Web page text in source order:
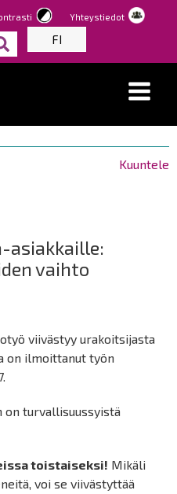
Yhteystiedot
FI
Kuuntele
asiakkaille:
vaihto
viivästyy urakoitsijasta
on ilmoittanut työn
on turvallisuussyistä
toistaiseksi! Mikäli
voi se viivästyttää